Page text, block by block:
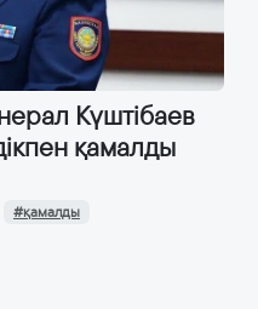
Күштібаев
қамалды
#қамалды